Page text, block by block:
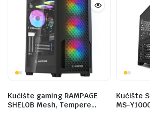
Kućište gaming RAMPAGE
SHELOB Mesh, Tempere…
Kućište
MS-